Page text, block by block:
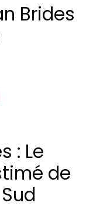
Brides
: Le
de